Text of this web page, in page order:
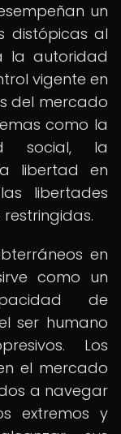
un
distópicas al
la autoridad
vigente en
del mercado
como la
social, la
libertad en
libertades
en
como un
de
ser humano
Los
el mercado
a navegar
extremos y